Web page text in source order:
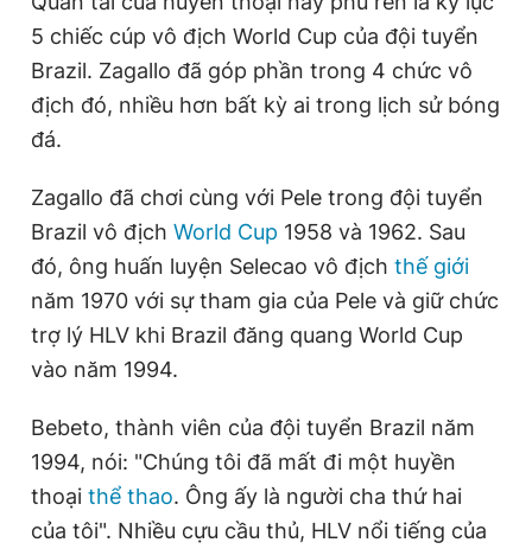
Giấy phép xuất bản số 110/GP - BTTTT cấp ngày 24.3.2020
© 2003-2026 Bản quyền thuộc về Báo Thanh Niên. Cấm sao
chép dưới mọi hình thức nếu không có sự chấp thuận bằng văn
bản. Phát triển bởi ePi Technologies, JSC.
5 chiếc cúp vô địch World Cup của đội tuyển
Brazil. Zagallo đã góp phần trong 4 chức vô
địch đó, nhiều hơn bất kỳ ai trong lịch sử bóng
đá.
Zagallo đã chơi cùng với Pele trong đội tuyển
Brazil vô địch World Cup 1958 và 1962. Sau
đó, ông huấn luyện Selecao vô địch thế giới
năm 1970 với sự tham gia của Pele và giữ chức
trợ lý HLV khi Brazil đăng quang World Cup
vào năm 1994.
Bebeto, thành viên của đội tuyển Brazil năm
1994, nói: "Chúng tôi đã mất đi một huyền
thoại thể thao. Ông ấy là người cha thứ hai
của tôi". Nhiều cựu cầu thủ, HLV nổi tiếng của